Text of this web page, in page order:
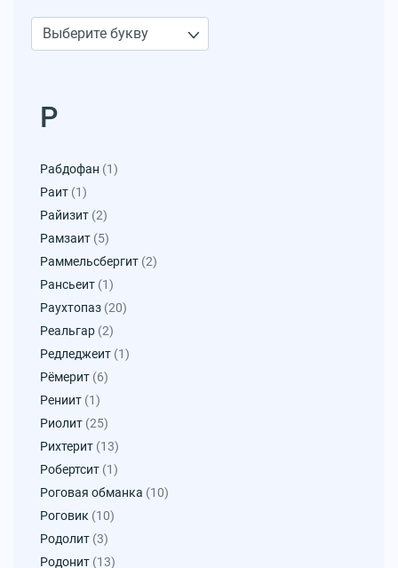
Р
Рабдофан (1)
Раит (1)
Райизит (2)
Рамзаит (5)
Раммельсбергит (2)
Рансьеит (1)
Раухтопаз (20)
Реальгар (2)
Редледжеит (1)
Рёмерит (6)
Рениит (1)
Риолит (25)
Рихтерит (13)
Робертсит (1)
Роговая обманка (10)
Роговик (10)
Родолит (3)
Родонит (13)